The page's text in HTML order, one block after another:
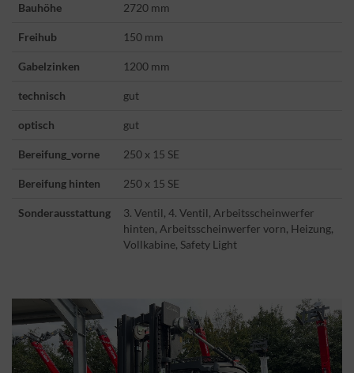
Bauhöhe 2720 mm
Freihub 150 mm
Gabelzinken 1200 mm
technisch gut
optisch gut
Bereifung_vorne 250 x 15 SE
Bereifung hinten 250 x 15 SE
Sonderausstattung
3. Ventil, 4. Ventil, Arbeitsscheinwerfer
hinten, Arbeitsscheinwerfer vorn, Heizung,
Vollkabine, Safety Light